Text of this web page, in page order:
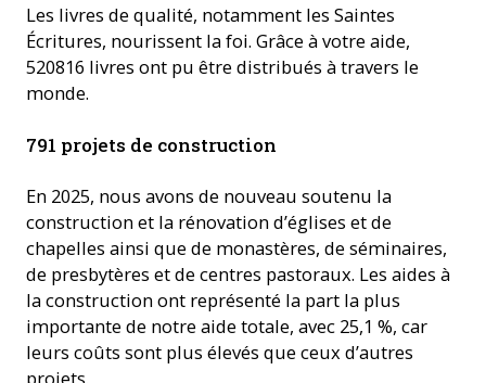
Les livres de qualité, notamment les Saintes
Écritures, nourissent la foi. Grâce à votre aide,
520816 livres ont pu être distribués à travers le
monde.
791 projets de construction
En 2025, nous avons de nouveau soutenu la
construction et la rénovation d’églises et de
chapelles ainsi que de monastères, de séminaires,
de presbytères et de centres pastoraux. Les aides à
la construction ont représenté la part la plus
importante de notre aide totale, avec 25,1 %, car
leurs coûts sont plus élevés que ceux d’autres